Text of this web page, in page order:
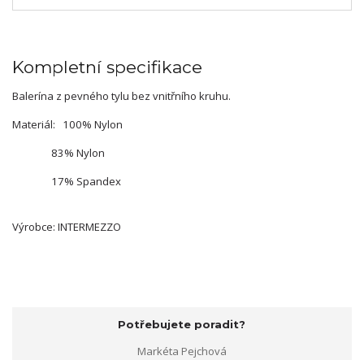
Kompletní specifikace
Balerína z pevného tylu bez vnitřního kruhu.
Materiál: 100% Nylon
83% Nylon
17% Spandex
Výrobce: INTERMEZZO
Potřebujete poradit?
Markéta Pejchová